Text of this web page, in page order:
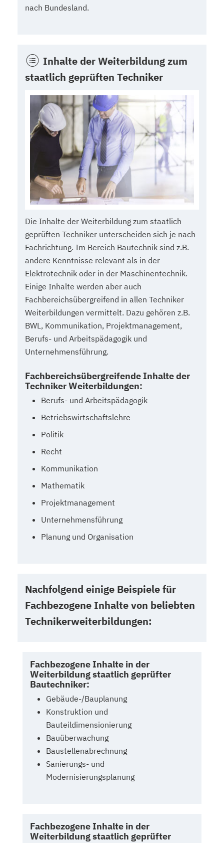
nach Bundesland.
Inhalte der Weiterbildung zum
staatlich geprüften Techniker
Die Inhalte der Weiterbildung zum staatlich
geprüften Techniker unterscheiden sich je nach
Fachrichtung. Im Bereich Bautechnik sind z.B.
andere Kenntnisse relevant als in der
Elektrotechnik oder in der Maschinentechnik.
Einige Inhalte werden aber auch
Fachbereichsübergreifend in allen Techniker
Weiterbildungen vermittelt. Dazu gehören z.B.
BWL, Kommunikation, Projektmanagement,
Berufs- und Arbeitspädagogik und
Unternehmensführung.
Fachbereichsübergreifende Inhalte der
Techniker Weiterbildungen:
Berufs- und Arbeitspädagogik
Betriebswirtschaftslehre
Politik
Recht
Kommunikation
Mathematik
Projektmanagement
Unternehmensführung
Planung und Organisation
Nachfolgend einige Beispiele für
Fachbezogene Inhalte von beliebten
Technikerweiterbildungen:
Fachbezogene Inhalte in der
Weiterbildung staatlich geprüfter
Bautechniker:
Gebäude-/Bauplanung
Konstruktion und
Bauteildimensionierung
Bauüberwachung
Baustellenabrechnung
Sanierungs- und
Modernisierungsplanung
Fachbezogene Inhalte in der
Weiterbildung staatlich geprüfter